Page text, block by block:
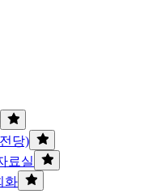
당)
료실
화